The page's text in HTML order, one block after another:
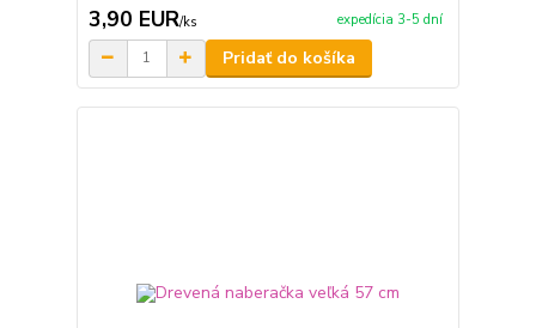
3,90 EUR/ks expedícia 3-5 dní
Pridať do košíka